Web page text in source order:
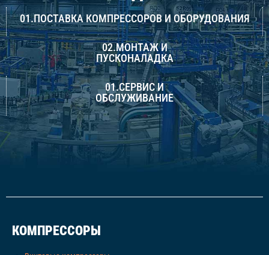
01.ПОСТАВКА КОМПРЕССОРОВ И ОБОРУДОВАНИЯ
02.МОНТАЖ И
ПУСКОНАЛАДКА
01.СЕРВИС И
ОБСЛУЖИВАНИЕ
КОМПРЕССОРЫ